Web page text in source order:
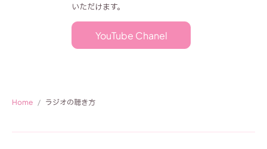
いただけます。
YouTube Chanel
Home ラジオの聴き方